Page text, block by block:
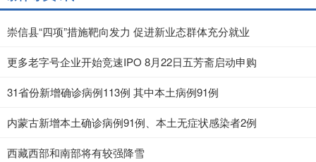
崇信县“四项”措施靶向发力 促进新业态群体充分就业
更多老字号企业开始竞速IPO 8月22日五芳斋启动申购
31省份新增确诊病例113例 其中本土病例91例
内蒙古新增本土确诊病例91例、本土无症状感染者2例
西藏西部和南部将有较强降雪